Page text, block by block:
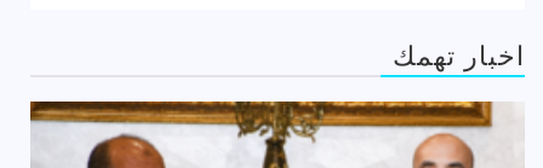
اخبار تهمك